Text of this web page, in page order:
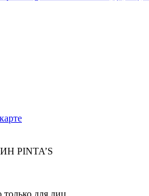
PINTA’S
для лиц